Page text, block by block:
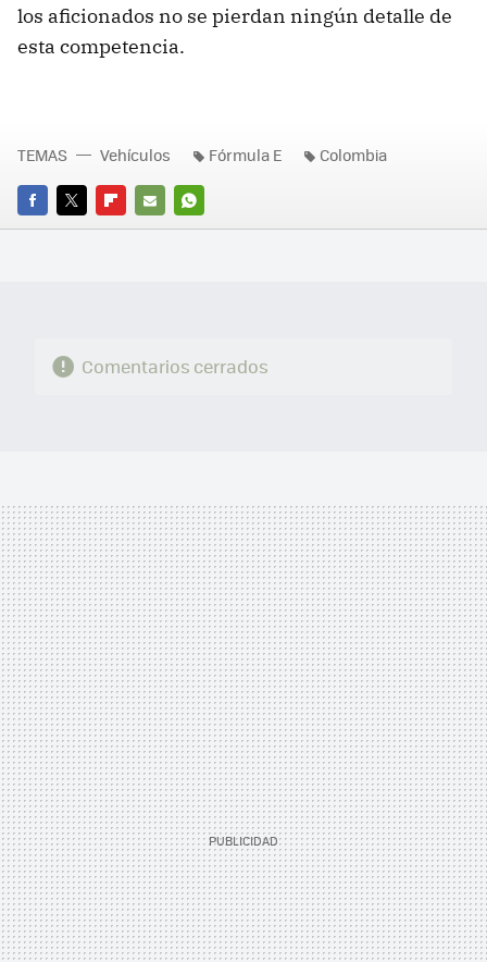
los aficionados no se pierdan ningún detalle de
esta competencia.
FACEBOOK
TWITTERFLIPBOARD
E-
WHATSAPP
TEMAS Vehículos Fórmula E Colombia
Comentarios cerrados